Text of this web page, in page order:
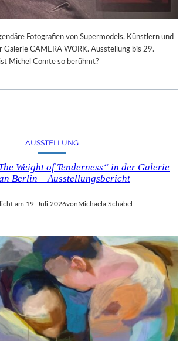
Fotografien von Supermodels, Künstlern und
Galerie CAMERA WORK. Ausstellung bis 29.
Michel Comte so berühmt?
AUSSTELLUNG
Weight of Tenderness“ in der Galerie
Berlin – Ausstellungsbericht
am:19. Juli 2026von Michaela Schabel